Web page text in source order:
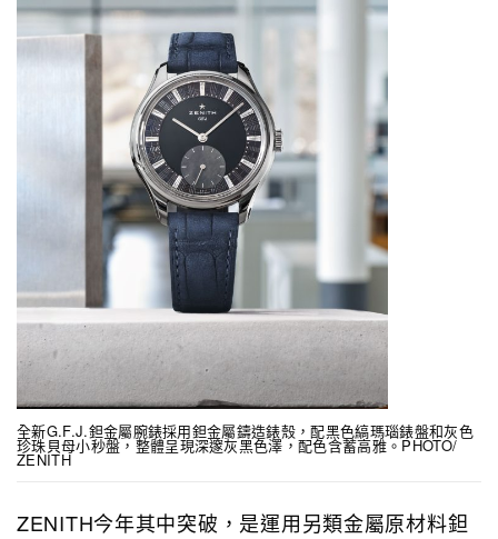
全新G.F.J.鉭金屬腕錶採用鉭金屬鑄造錶殼，配黑色縞瑪瑙錶盤和灰色
珍珠貝母小秒盤，整體呈現深邃灰黑色澤，配色含蓄高雅。PHOTO/
ZENITH
ZENITH今年其中突破，是運用另類金屬原材料鉭